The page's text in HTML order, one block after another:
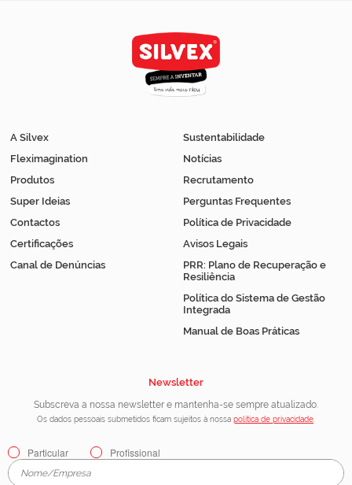
A Silvex
Fleximagination
Produtos
Super Ideias
Contactos
Certificações
Canal de Denúncias
Sustentabilidade
Notícias
Recrutamento
Perguntas Frequentes
Política de Privacidade
Avisos Legais
PRR: Plano de Recuperação e
Resiliência
Política do Sistema de Gestão
Integrada
Manual de Boas Práticas
Newsletter
Subscreva a nossa newsletter e mantenha-se sempre atualizado.
Os dados pessoais submetidos ficam sujeitos à nossa política de privacidade
Particular Profissional